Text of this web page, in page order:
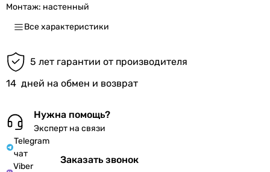
Монтаж: настенный
Все характеристики
5 лет гарантии от производителя
14 дней на обмен и возврат
Нужна помощь?
Эксперт на связи
Telegram
чат
Viber
Заказать звонок